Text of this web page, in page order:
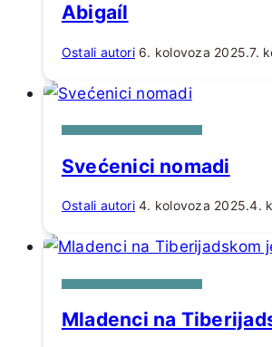
Abigaíl
Ostali autori 6. kolovoza 2025.7.
Svećenici nomadi
Ostali autori 4. kolovoza 2025.4.
Mladenci na